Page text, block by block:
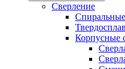
Сверление
Спиральные
Корпусные